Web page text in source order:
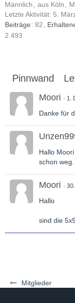
Mitglieder
Männlich aus Köln
Letzte Aktivität: 5.
Beiträge
82
2.493
Pinnwand
Moori 1.
Danke für
Hallo
schon
Moori
Hallo
sind die